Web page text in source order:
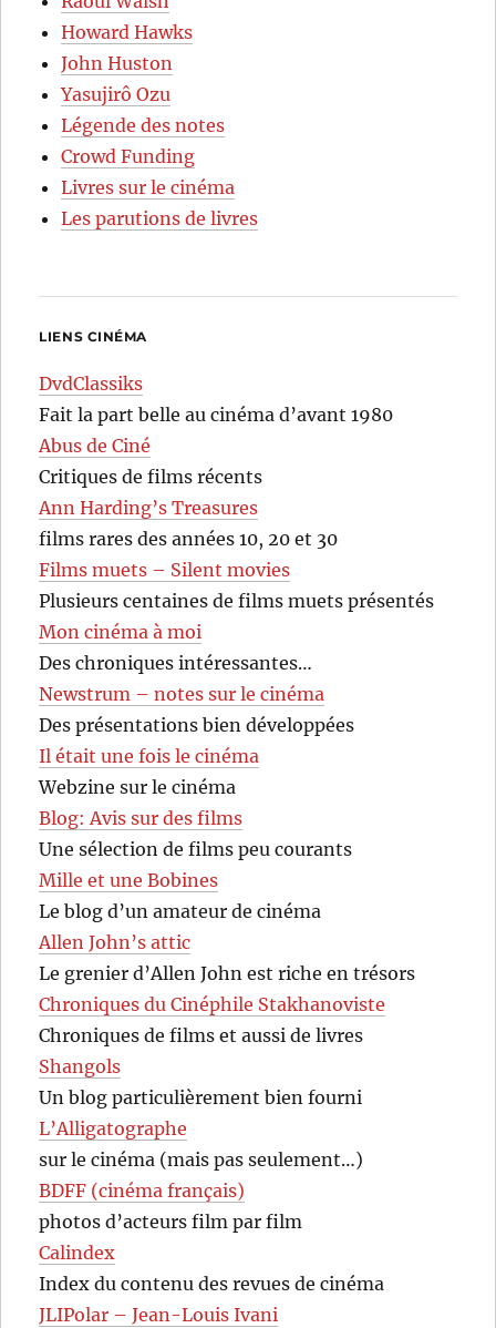
Howard Hawks
John Huston
Yasujirô Ozu
Légende des notes
Crowd Funding
Livres sur le cinéma
Les parutions de livres
LIENS CINÉMA
DvdClassiks
Fait la part belle au cinéma d’avant 1980
Abus de Ciné
Critiques de films récents
Ann Harding’s Treasures
films rares des années 10, 20 et 30
Films muets – Silent movies
Plusieurs centaines de films muets présentés
Mon cinéma à moi
Des chroniques intéressantes…
Newstrum – notes sur le cinéma
Des présentations bien développées
Il était une fois le cinéma
Webzine sur le cinéma
Blog: Avis sur des films
Une sélection de films peu courants
Mille et une Bobines
Le blog d’un amateur de cinéma
Allen John’s attic
Le grenier d’Allen John est riche en trésors
Chroniques du Cinéphile Stakhanoviste
Chroniques de films et aussi de livres
Shangols
Un blog particulièrement bien fourni
L’Alligatographe
sur le cinéma (mais pas seulement…)
BDFF (cinéma français)
photos d’acteurs film par film
Calindex
Index du contenu des revues de cinéma
JLIPolar – Jean-Louis Ivani